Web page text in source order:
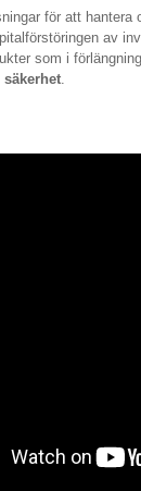
för att
av
som i
.